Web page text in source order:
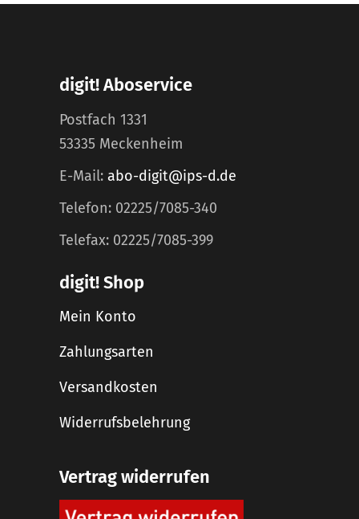
digit! Aboservice
Postfach 1331
53335 Meckenheim
E-Mail: abo-digit@ips-d.de
Telefon: 02225/7085-340
Telefax: 02225/7085-399
digit! Shop
Mein Konto
Zahlungsarten
Versandkosten
Widerrufsbelehrung
Vertrag widerrufen